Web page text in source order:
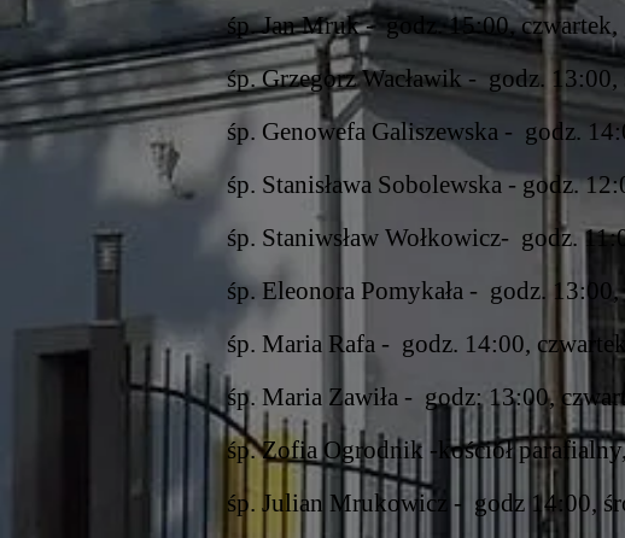
śp. Jan Mruk -godz. 15:00, czwartek,
śp. Grzegorz Wacławik - godz.
śp. Genowefa Galiszewska - godz.
śp. Stanisława Sobolewska - godz.
śp. Staniwsław Wołkowicz- godz.
śp. Eleonora Pomykała - godz.
śp. Maria Rafa - godz. 14:00,
śp. Maria Zawiła - godz: 13:00,
śp. Zofia Ogrodnik -kościół
śp. Julian Mrukowicz - godz 14:00,